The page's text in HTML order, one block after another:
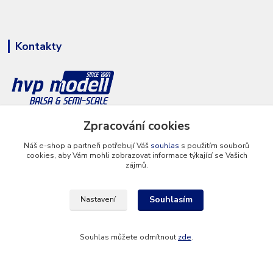
Kontakty
+420 777 286 674
info@hvp-modell.cz
Zpracování cookies
Náš e-shop a partneři potřebují Váš souhlas s použitím souborů
cookies, aby Vám mohli zobrazovat informace týkající se Vašich
zájmů.
Nastavení Souhlasím
Souhlas můžete odmítnout zde.